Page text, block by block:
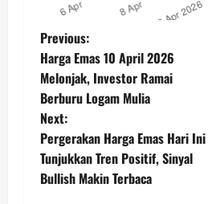
P
o
s
t
n
Previous:
Harga Emas 10 April 2026
Melonjak, Investor Ramai
Berburu Logam Mulia
Next:
Pergerakan Harga Emas Hari Ini
Tunjukkan Tren Positif, Sinyal
Bullish Makin Terbaca